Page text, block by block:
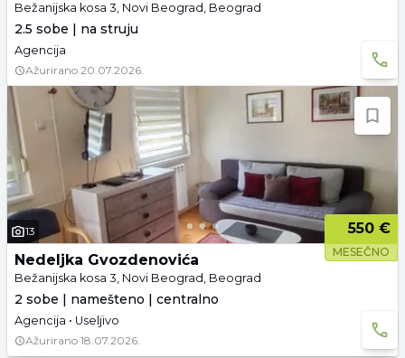
Bežanijska kosa 3, Novi Beograd, Beograd
2.5 sobe | na struju
Agencija
Ažurirano 20.07.2026.
13 550 €
MESEČNO
Nedeljka Gvozdenovića
Bežanijska kosa 3, Novi Beograd, Beograd
2 sobe | namešteno | centralno
Agencija • Useljivo
Ažurirano 18.07.2026.